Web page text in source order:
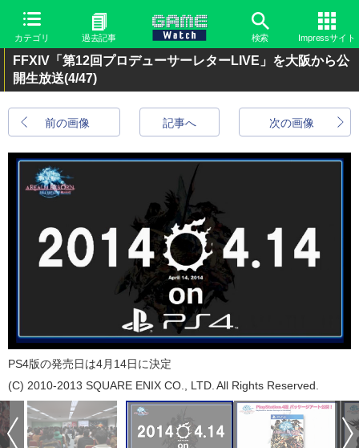
カテゴリ 過去記事 検索 Impressサイト
FFXIV「第12回プロデューサーレターLIVE」を大阪から公
開生放送(4/47)
前の画像 次の画像
記事へ
PS4版の発売日は4月14日に決定
(C) 2010-2013 SQUARE ENIX CO., LTD. All Rights Reserved.